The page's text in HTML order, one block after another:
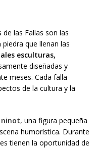
las Fallas son las
que llenan las
esculturas,
diseñadas y
meses. Cada falla
de la cultura y la
ninot, una figura pequeña
humorística. Durante
tienen la oportunidad de